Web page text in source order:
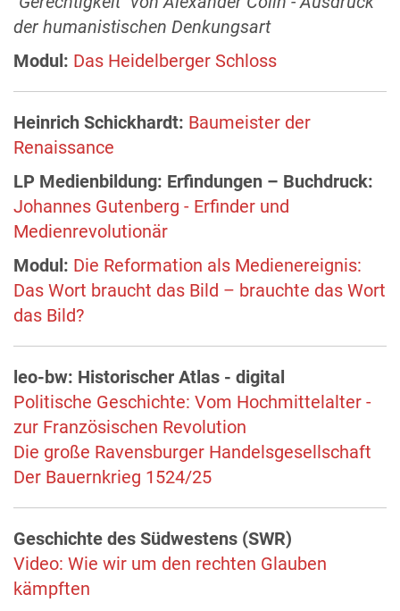
der humanistischen Denkungsart
Modul: Das Heidelberger Schloss
Heinrich Schickhardt: Baumeister der
Renaissance
LP Medienbildung: Erfindungen – Buchdruck:
Johannes Gutenberg - Erfinder und
Medienrevolutionär
Modul: Die Reformation als Medienereignis:
Das Wort braucht das Bild – brauchte das Wort
das Bild?
leo-bw: Historischer Atlas - digital
Politische Geschichte: Vom Hochmittelalter -
zur Französischen Revolution
Die große Ravensburger Handelsgesellschaft
Der Bauernkrieg 1524/25
Geschichte des Südwestens (SWR)
Video: Wie wir um den rechten Glauben
kämpften